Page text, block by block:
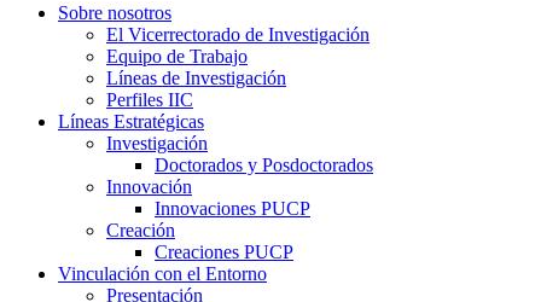
Sobre nosotros
El Vicerrectorado de Investigación
Equipo de Trabajo
Líneas de Investigación
Perfiles IIC
Líneas Estratégicas
Investigación
Doctorados y Posdoctorados
Innovación
Innovaciones PUCP
Creación
Creaciones PUCP
Vinculación con el Entorno
Presentación